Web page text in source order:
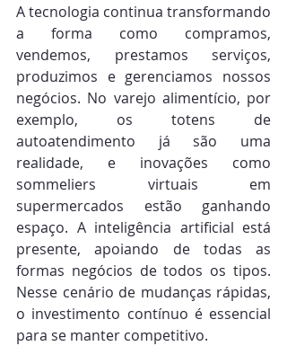
A tecnologia continua transformando
a forma como compramos,
vendemos, prestamos serviços,
produzimos e gerenciamos nossos
negócios. No varejo alimentício, por
exemplo, os totens de
autoatendimento já são uma
realidade, e inovações como
sommeliers virtuais em
supermercados estão ganhando
espaço. A inteligência artificial está
presente, apoiando de todas as
formas negócios de todos os tipos.
Nesse cenário de mudanças rápidas,
o investimento contínuo é essencial
para se manter competitivo.